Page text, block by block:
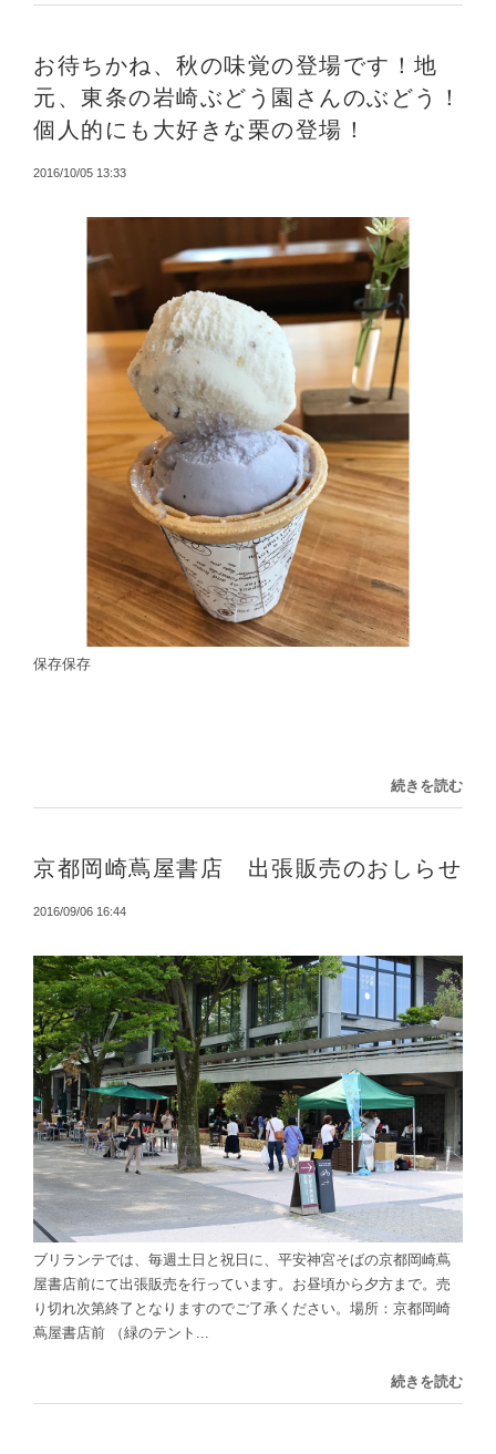
お待ちかね、秋の味覚の登場です！地
元、東条の岩崎ぶどう園さんのぶどう！
個人的にも大好きな栗の登場！
2016/10/05 13:33
保存保存
続きを読む
京都岡崎蔦屋書店 出張販売のおしらせ
2016/09/06 16:44
ブリランテでは、毎週土日と祝日に、平安神宮そばの京都岡崎蔦
屋書店前にて出張販売を行っています。お昼頃から夕方まで。売
り切れ次第終了となりますのでご了承ください。場所：京都岡崎
蔦屋書店前 （緑のテント...
続きを読む